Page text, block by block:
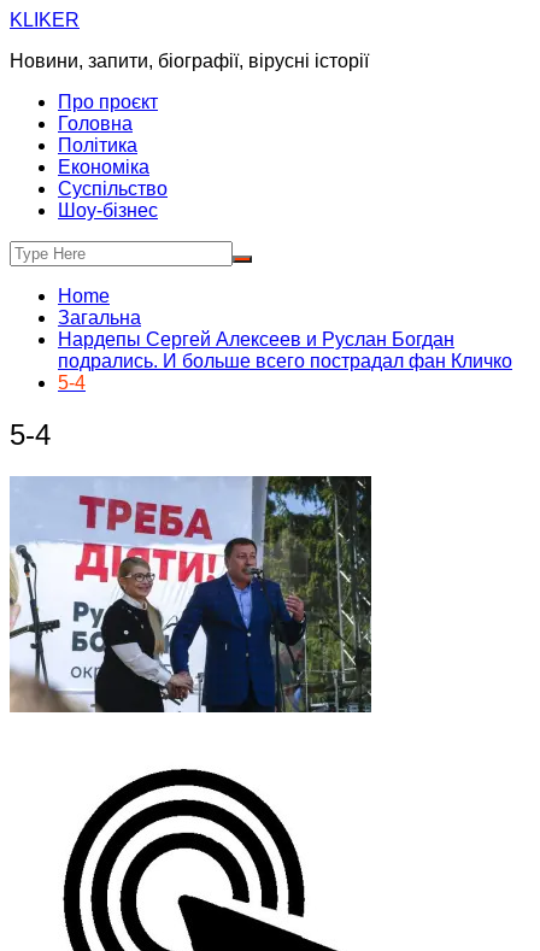
Skip
content
KLIKER
Новини, запити, біографії, вірусні історії
Про проєкт
Головна
Політика
Економіка
Суспільство
Шоу-бізнес
Home
Загальна
Нардепы Сергей Алексеев и Руслан Богдан
подрались. И больше всего пострадал фан Кличко
5-4
5-4